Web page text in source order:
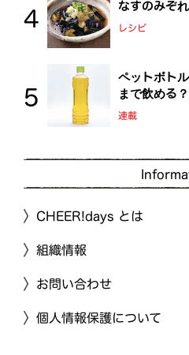
なすのみぞ
レシピ
ペットボト
まで飲める？
連載
CHEER!days とは
組織情報
お問い合わせ
個人情報保護について